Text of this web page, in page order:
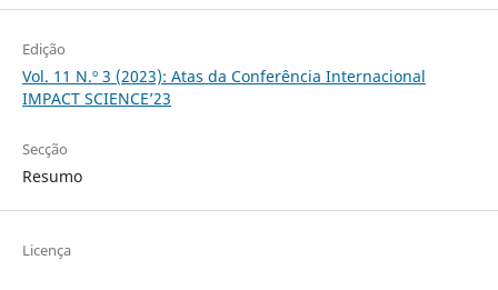
Edição
Vol. 11 N.º 3 (2023): Atas da Conferência Internacional
IMPACT SCIENCE’23
Secção
Resumo
Licença